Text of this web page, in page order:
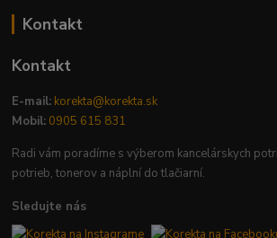
Kontakt
Kontakt
E-mail: korekta@korekta.sk
Mobil: 0905 615 831
Radi vám poradíme s výberom kancelárskych
potrieb, tonerov a náplní do tlačiarní.
Sledujte nás